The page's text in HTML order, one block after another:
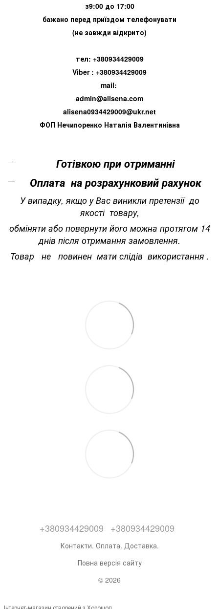
з9:00 до 17:00
бажано перед приїздом телефонувати
(не завжди відкрито)
тел: +380934429009
Viber : +380934429009
mail:
admin@alisena.com
alisena0934429009@ukr.net
ФОП Нечипоренко Наталія Валентинівна
Готівкою при отриманні
Оплата на розрахунковий рахунок
У випадку, якщо у Вас виникли претензії до
якості товару,
обміняти або повернути його можна протягом 14
днів після отримання замовлення.
Товар не повинен мати слідів використання .
+380934429009 +380934429009
Контакти. Оплата. Доставка.
Повна версія сайту
© 2026
Інтернет-магазин створений з Хорошоп